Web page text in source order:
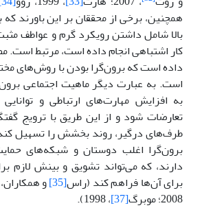
همچنین، برخی از محققان بر این باورند
بالا شامل داشتن رویکرد گرم و عواطف
کار اشتباهی انجام داده است، مرتبط است.
داده است که برون‌گرا بودن با روش‌های
است. به عبارت دیگر ماهیت اجتماعی
به افزایش مهارت‌های ارتباطی و
تعارضات شود و از این طریق با ترویج
طرف‌های درگیر، روند بخشش را تسهیل کند.
برون‌گرا اغلب دوستان و شبکه‌های
دارند، که می‌تواند تشویق و بینش لازم
برای آن‌ها فراهم کند (راس[35] و همکاران، 2004، وود و بل
2008؛ موبرگ
[37]
، 1998).